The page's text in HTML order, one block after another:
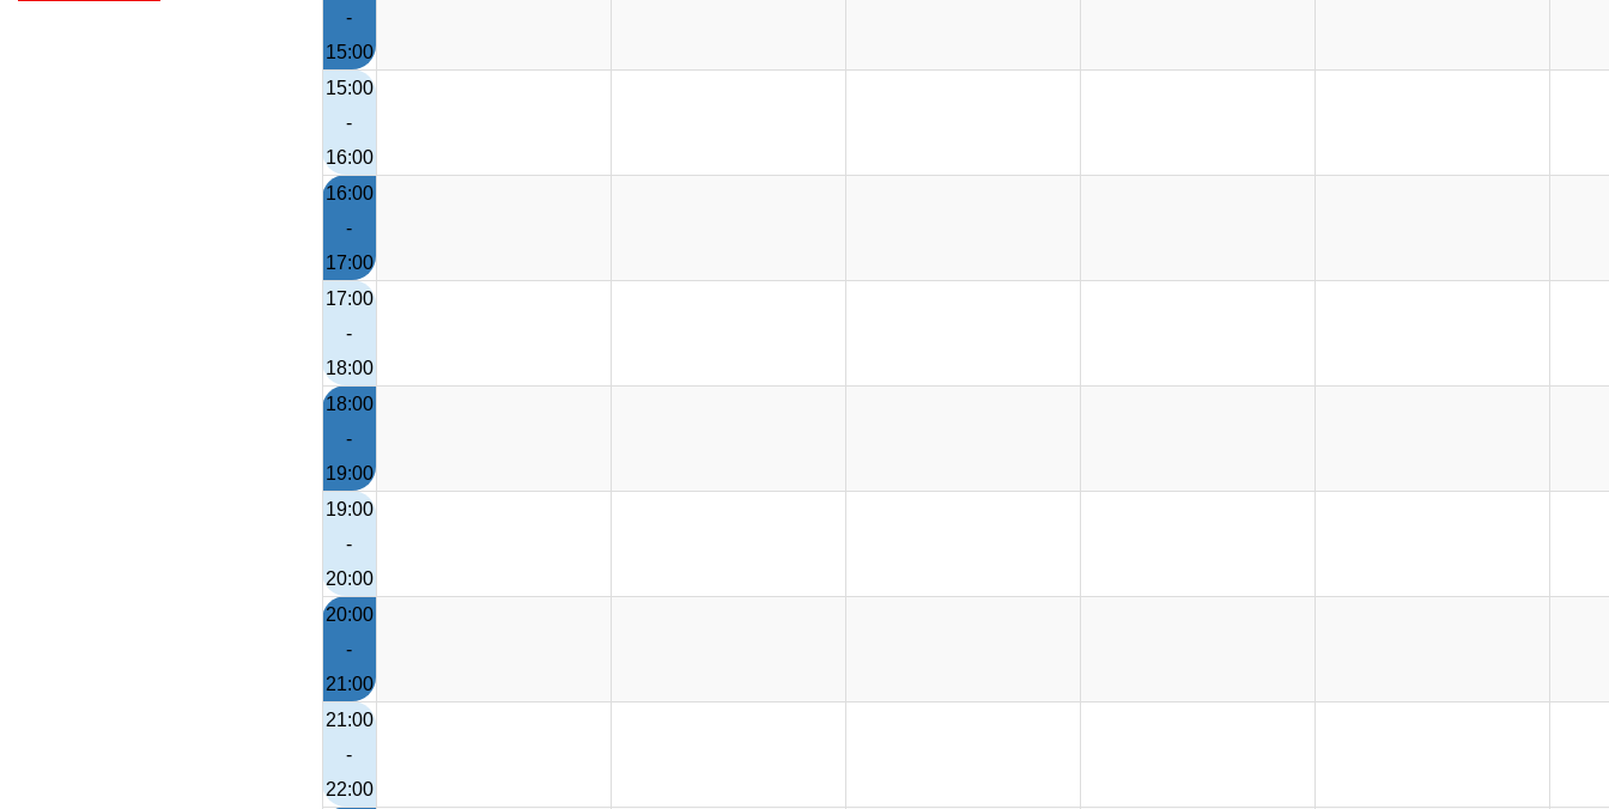
-
15:00
15:00
-
16:00
16:00
-
17:00
17:00
-
18:00
18:00
-
19:00
19:00
-
20:00
20:00
-
21:00
21:00
-
22:00